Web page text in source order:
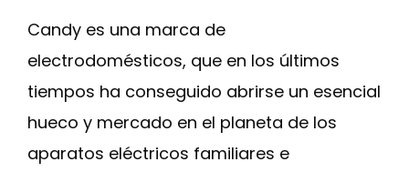
Candy es una marca de
electrodomésticos, que en los últimos
tiempos ha conseguido abrirse un esencial
hueco y mercado en el planeta de los
aparatos eléctricos familiares e